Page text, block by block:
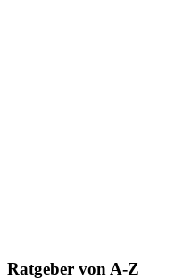
Ratgeber von A-Z